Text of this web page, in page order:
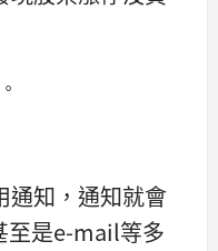
通知，通知就會
至是e-mail等多